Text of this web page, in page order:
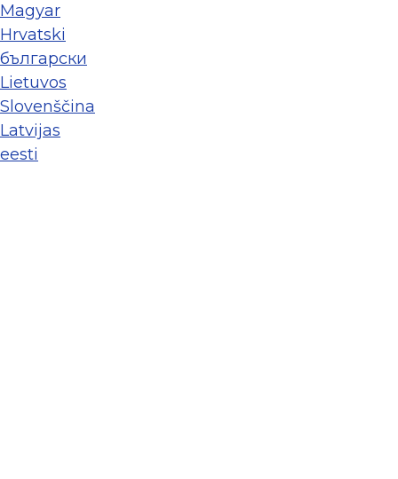
Magyar
Hrvatski
български
Lietuvos
Slovenščina
Latvijas
eesti